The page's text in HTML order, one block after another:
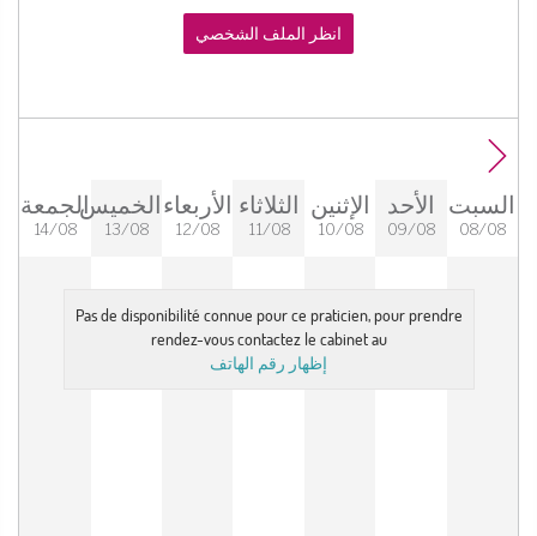
انظر الملف الشخصي
السبت
08/08
الأحد
09/08
الإثنين
10/08
الثلاثاء
11/08
الأربعاء
12/08
الخميس
13/08
الجمعة
14/08
Pas de disponibilité connue pour ce praticien, pour prendre
rendez-vous contactez le cabinet au
إظهار رقم الهاتف